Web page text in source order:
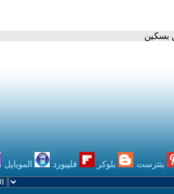
بسكين
بنترست بلوكر فليبورد الموبايل